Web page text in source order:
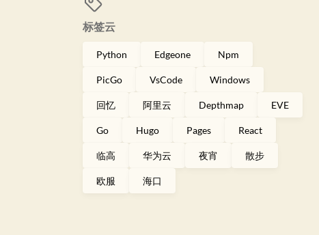
标签云
Python Edgeone Npm
PicGo VsCode Windows
回忆 阿里云 Depthmap EVE
Go Hugo Pages React
临高 华为云 夜宵 散步
欧服 海口